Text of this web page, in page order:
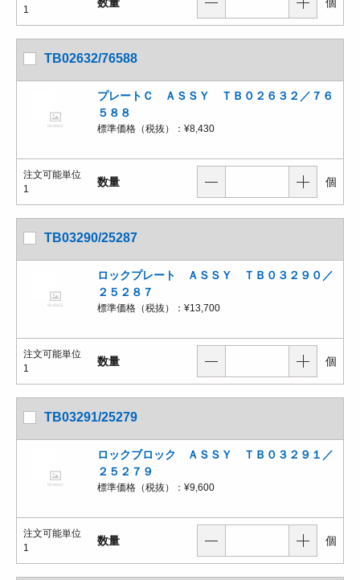
1
TB02632/76588
プレートＣ ＡＳＳＹ ＴＢ０２６３２／７６
５８８
標準価格（税抜）： ¥8,430
注文可能単位
1
数量 個
TB03290/25287
ロックプレート ＡＳＳＹ ＴＢ０３２９０／
２５２８７
標準価格（税抜）： ¥13,700
注文可能単位
1
数量 個
TB03291/25279
ロックブロック ＡＳＳＹ ＴＢ０３２９１／
２５２７９
標準価格（税抜）： ¥9,600
注文可能単位
1
数量 個